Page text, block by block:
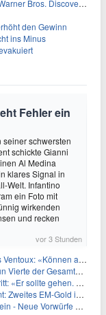
Discovery-Übernahme
den Gewinn
ins Minus
Fehler ein
seiner schwersten
schickte Gianni
Al Medina
klares Signal in
Welt. Infantino
ein Foto mit
wirkenden
und recken
vor 3 Stunden
«Können alles schaffen»
der Gesamtwertung
sollte gehen. Jetzt»
EM-Gold in Paris
Vorwürfe gegen FIFA